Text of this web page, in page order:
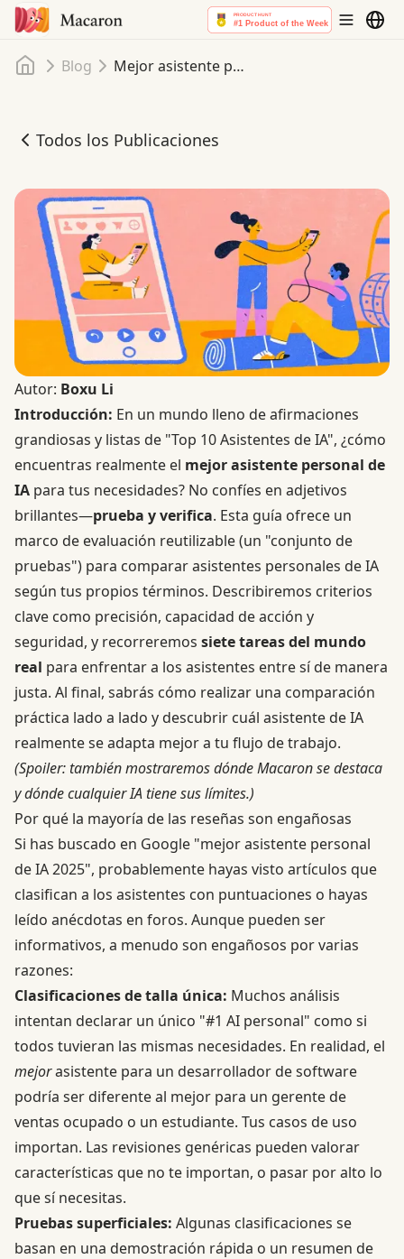
InicioBlog Mejor asistente personal de IA en 2025: Un conjunto de pruebas reutilizable
Todos los Publicaciones
Mejor asistente personal de IA en 2025: Un conjunto de
Autor: Boxu Li
Introducción: En un mundo lleno de afirmaciones
grandiosas y listas de "Top 10 Asistentes de IA", ¿cómo
encuentras realmente el mejor asistente personal de
IA para tus necesidades? No confíes en adjetivos
brillantes—prueba y verifica. Esta guía ofrece un
marco de evaluación reutilizable (un "conjunto de
pruebas") para comparar asistentes personales de IA
según tus propios términos. Describiremos criterios
clave como precisión, capacidad de acción y
seguridad, y recorreremos siete tareas del mundo
real para enfrentar a los asistentes entre sí de manera
justa. Al final, sabrás cómo realizar una comparación
práctica lado a lado y descubrir cuál asistente de IA
realmente se adapta mejor a tu flujo de trabajo.
(Spoiler: también mostraremos dónde Macaron se destaca
y dónde cualquier IA tiene sus límites.)
Por qué la mayoría de las reseñas son engañosas
Si has buscado en Google "mejor asistente personal
de IA 2025", probablemente hayas visto artículos que
clasifican a los asistentes con puntuaciones o hayas
leído anécdotas en foros. Aunque pueden ser
informativos, a menudo son engañosos por varias
razones:
Clasificaciones de talla única: Muchos análisis
intentan declarar un único "#1 AI personal" como si
todos tuvieran las mismas necesidades. En realidad, el
mejorasistente para un desarrollador de software
podría ser diferente al mejor para un gerente de
ventas ocupado o un estudiante. Tus casos de uso
importan. Las revisiones genéricas pueden valorar
características que no te importan, o pasar por alto lo
que sí necesitas.
Pruebas superficiales: Algunas clasificaciones se
basan en una demostración rápida o un resumen de